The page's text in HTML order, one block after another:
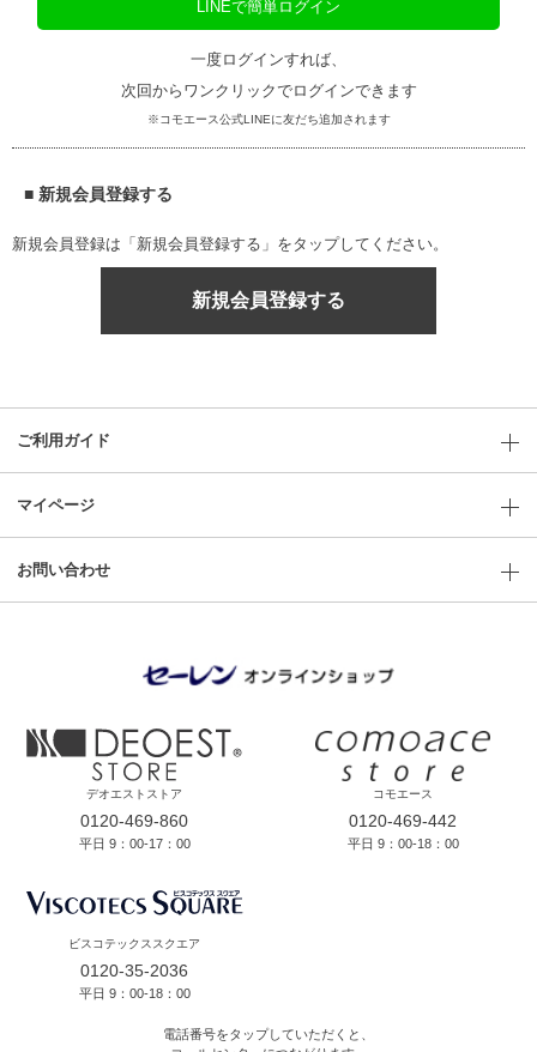
LINEで簡単ログイン
一度ログインすれば、
次回からワンクリックでログインできます
※コモエース公式LINEに友だち追加されます
■ 新規会員登録する
新規会員登録は「新規会員登録する」をタップしてください。
新規会員登録する
ご利用ガイド
マイページ
お問い合わせ
デオエストストア
0120-469-860
平日 9：00-17：00
コモエース
0120-469-442
平日 9：00-18：00
ビスコテックススクエア
0120-35-2036
平日 9：00-18：00
電話番号をタップしていただくと、